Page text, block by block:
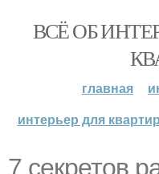
ВСЁ ОБ
главная
интерьер для
7 секретов